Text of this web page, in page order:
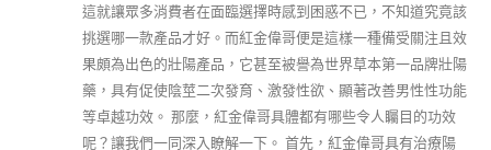
這就讓眾多消費者在面臨選擇時感到困惑不已，不知道究竟該
挑選哪一款產品才好。而紅金偉哥便是這樣一種備受關注且效
果頗為出色的壯陽產品，它甚至被譽為世界草本第一品牌壯陽
藥，具有促使陰莖二次發育、激發性欲、顯著改善男性性功能
等卓越功效。 那麼，紅金偉哥具體都有哪些令人矚目的功效
呢？讓我們一同深入瞭解一下。 首先，紅金偉哥具有治療陽